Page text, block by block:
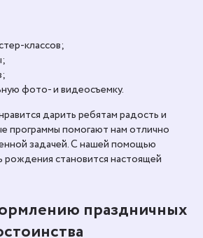
классов;
фото- и видеосъемку.
дарить ребятам радость и
программы помогают нам отлично
задачей. С нашей помощью
становится настоящей
праздничных